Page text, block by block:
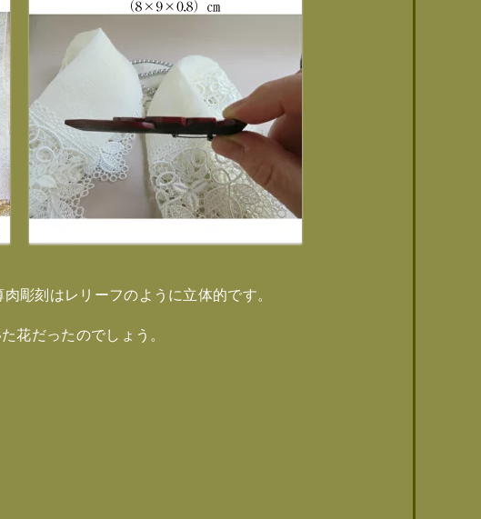
彫刻はレリーフのように立体的です。
花だったのでしょう。